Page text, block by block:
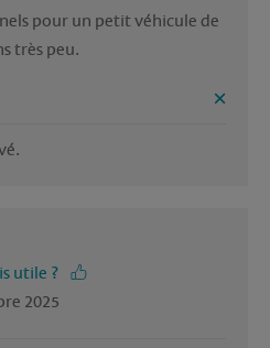
pour un petit véhicule de
très peu.
utile ?
2025